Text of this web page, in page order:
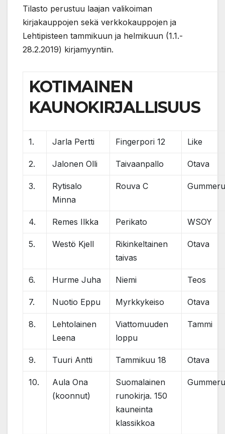
Tilasto perustuu laajan valikoiman
kirjakauppojen sekä verkkokauppojen ja
Lehtipisteen tammikuun ja helmikuun (1.1.-
28.2.2019) kirjamyyntiin.
KOTIMAINEN
KAUNOKIRJALLISUUS
1. Jarla Pertti Fingerpori 12 Like
2. Jalonen Olli Taivaanpallo Otava
3.
Rytisalo
Minna
Rouva C
4. Remes Ilkka Perikato WSOY
5. Westö Kjell
Rikinkeltainen
taivas
Otava
6. Hurme Juha Niemi Teos
7. Nuotio Eppu Myrkkykeiso Otava
8.
Lehtolainen
Leena
Viattomuuden
loppu
Tammi
9. Tuuri Antti Tammikuu 18 Otava
10.
Aula Ona
(koonnut)
Suomalainen
runokirja. 150
kauneinta
klassikkoa